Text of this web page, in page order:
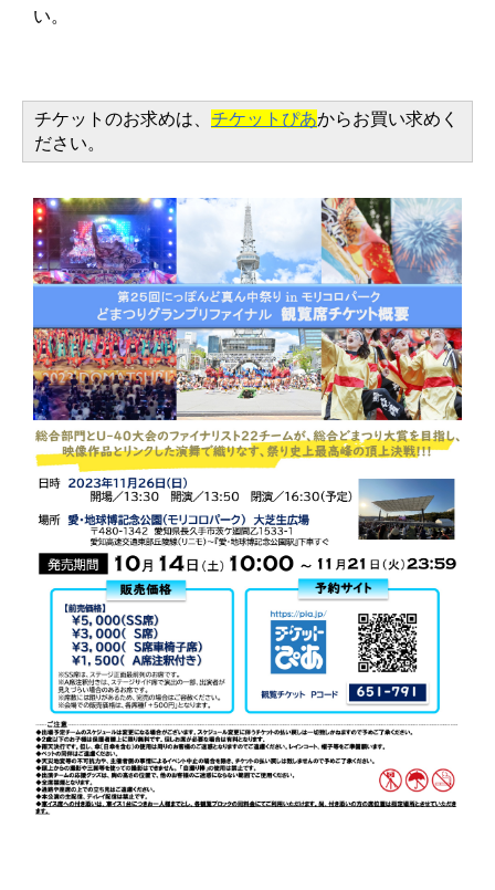
い。
チケットのお求めは、 チケットぴあからお買い求めく
ださい。